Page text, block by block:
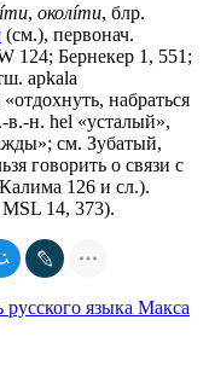
, околíти, блр.
(см.), первонач.
124; Бернекер 1, 551;
арkаlа
набраться
в.-н. hеl «усталый»,
см. Зубатый,
говорить о связи с
126 и сл.).
14, 373).
языка Макса